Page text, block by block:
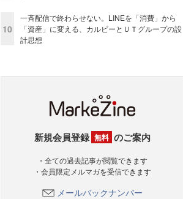
10
一斉配信で終わらせない。LINEを「消費」から
「資産」に変える、カルビーとＵＴグループの設
計思想
新規会員登録 無料 のご案内
・全ての過去記事が閲覧できます
・会員限定メルマガを受信できます
メールバックナンバー